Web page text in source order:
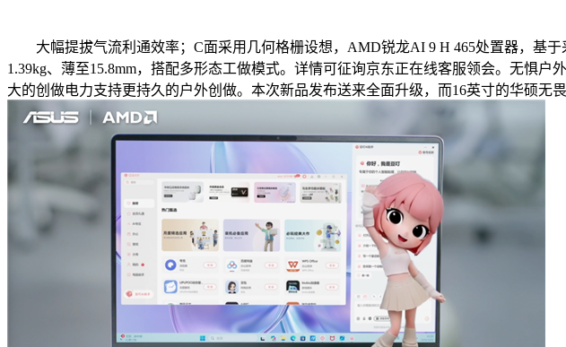
大幅提拔气流利通效率；C面采用几何格栅设想，AMD锐龙AI 9 H 465处置器，基于
1.39kg、薄至15.8mm，搭配多形态工做模式。详情可征询京东正在线客服领会。无惧
大的创做电力支持更持久的户外创做。本次新品发布送来全面升级，而16英寸的华硕无畏